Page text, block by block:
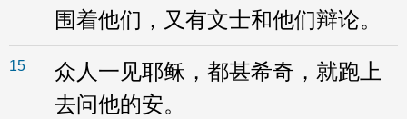
围着他们，又有文士和他们辩论。
15
众人一见耶稣，都甚希奇，就跑上
去问他的安。